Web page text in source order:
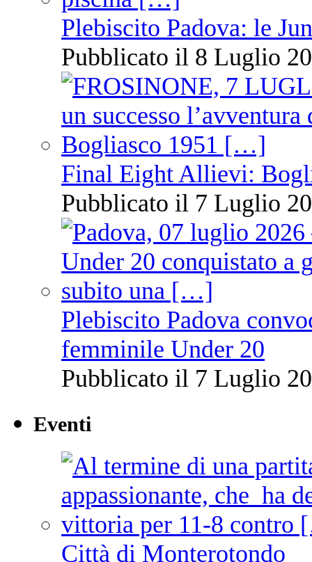
Plebiscito Padova: le
Pubblicato il 8 Luglio
Final Eight Allievi:
Pubblicato il 7 Luglio
Plebiscito Padova
femminile Under 20
Pubblicato il 7 Luglio
Eventi
Città di Monterotondo